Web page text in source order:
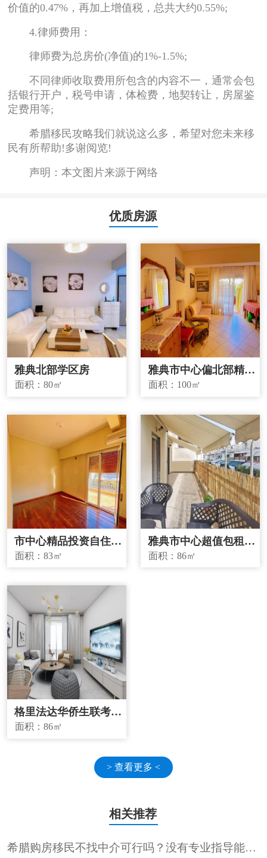
价值的0.47%，再加上增值税，总共大约0.55%;
4.律师费用：
律师费为总房价(净值)的1%-1.5%;
不同律师收取费用所包含的内容不一，通常会包
括银行开户，税号申请，体检费，地契转让，房屋鉴
定费用等;
希腊移民攻略我们就说这么多，希望对您未来移
民有所帮助!多谢阅览!
声明：本文图片来源于网络
优质房源
雅典北部学区房
面积：80㎡
雅典市中心偏北部精品
投资房源
面积： 100㎡
市中心精品投资自住两
宜房源
面积：83㎡
雅典市中心超值包租房
源
面积：86㎡
格里法达华侨生联考学
校学区房
面积：86㎡
> 查看更多 <
相关推荐
希腊购房移民不找中介可行吗？没有专业指导能顺